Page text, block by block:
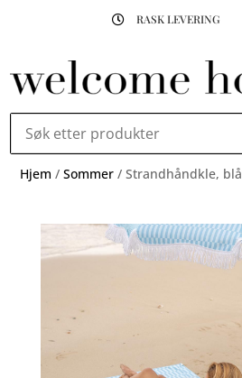
 RASK LEVERING
Hjem /Sommer / Strandhåndkle, blå